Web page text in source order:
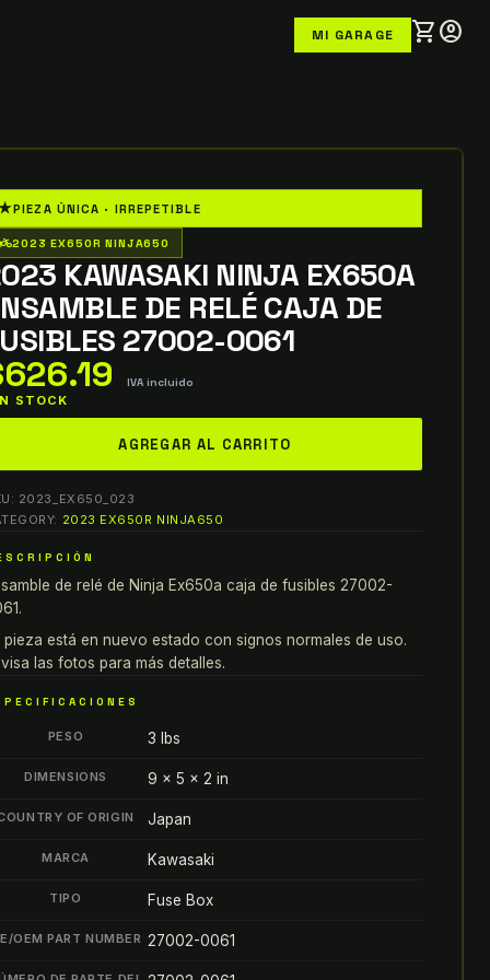
MI GARAGE shopping_cartaccount_circle
PIEZA ÚNICA · IRREPETIBLE
2023 EX650R NINJA650
KAWASAKI NINJA EX650A
DE RELÉ CAJA DE
27002-0061
626.19 IVA incluido
STOCK
AGREGAR AL CARRITO
2023_EX650_023
2023 EX650R NINJA650
de relé de Ninja Ex650a caja de fusibles 27002-
pieza está en nuevo estado con signos normales de uso.
las fotos para más detalles.
PESO 3 lbs
DIMENSIONS 9 × 5 × 2 in
OF ORIGIN Japan
MARCA Kawasaki
TIPO Fuse Box
OEM PART NUMBER 27002-0061